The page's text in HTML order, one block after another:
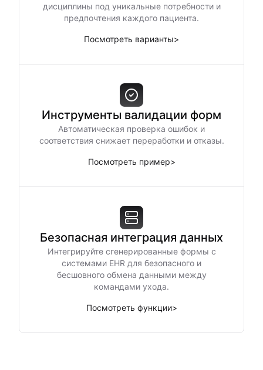
дисциплины под уникальные потребности и
предпочтения каждого пациента.
Посмотреть варианты>
Инструменты валидации форм
Автоматическая проверка ошибок и
соответствия снижает переработки и отказы.
Посмотреть пример>
Безопасная интеграция данных
Интегрируйте сгенерированные формы с
системами EHR для безопасного и
бесшовного обмена данными между
командами ухода.
Посмотреть функции>